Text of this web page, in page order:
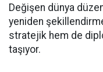
Değişen dünya
yeniden
stratejik hem de
taşıyor.